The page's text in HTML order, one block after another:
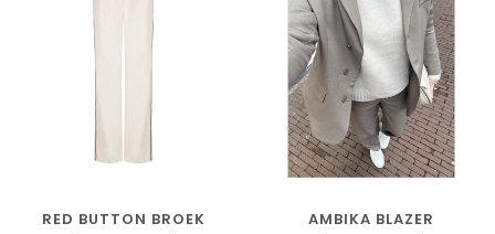
RED BUTTON BROEK
AMBIKA BLAZER